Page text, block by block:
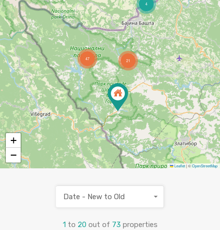
4
21
47
+
−
Leaflet|©OpenStreetMap
1 to 20 out of 73 properties
Date - New to Old